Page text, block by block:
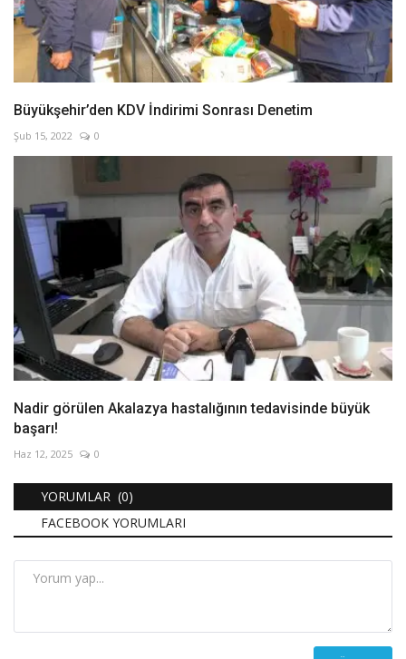
Büyükşehir’den KDV İndirimi Sonrası Denetim
Şub 15, 2022 0
Nadir görülen Akalazya hastalığının tedavisinde büyük
başarı!
Haz 12, 2025 0
YORUMLAR (0)
FACEBOOK YORUMLARI